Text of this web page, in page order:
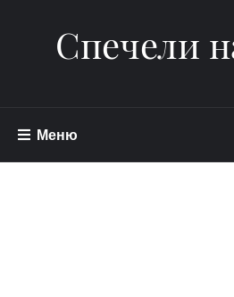
Спечели
Меню